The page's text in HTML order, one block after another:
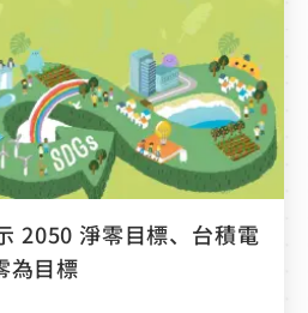
2050 淨零目標、台積電
為目標